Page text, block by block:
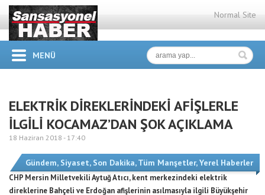
Normal Site
MENÜ
ELEKTRİK DİREKLERİNDEKİ AFİŞLERLE
İLGİLİ KOCAMAZ’DAN ŞOK AÇIKLAMA
18 Haziran 2018 - 17:40
Gündem, Siyaset, Son Dakika,Tüm Manşetler,Yerel Haberler
CHP Mersin Milletvekili Aytuğ Atıcı, kent merkezindeki elektrik
direklerine Bahçeli ve Erdoğan afişlerinin asılmasıyla ilgili Büyükşehir